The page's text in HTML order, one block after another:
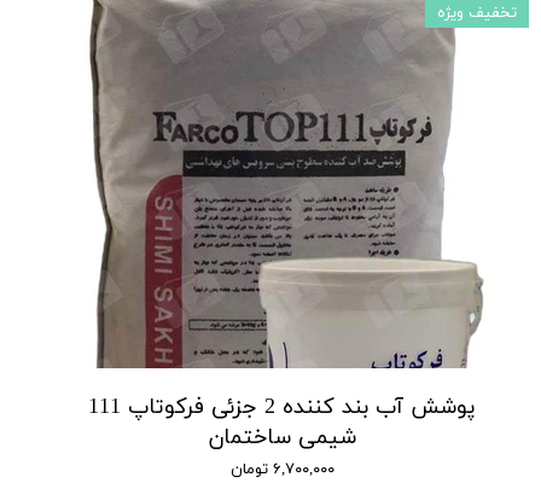
پوشش آب بند کننده 2 جزئی فرکوتاپ 111
شیمی ساختمان
۶,۷۰۰,۰۰۰ تومان
تخفیف ویژه